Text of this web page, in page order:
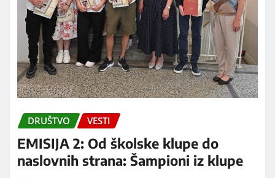
DRUŠTVO VESTI
EMISIJA 2: Od školske klupe do
naslovnih strana: Šampioni iz klupe